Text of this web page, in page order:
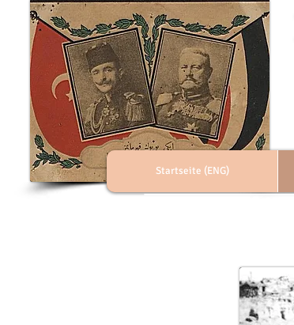
Startseite (ENG)